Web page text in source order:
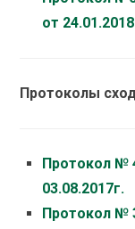
от
Протоколы
Протокол №
03.08.2017г.
Протокол №